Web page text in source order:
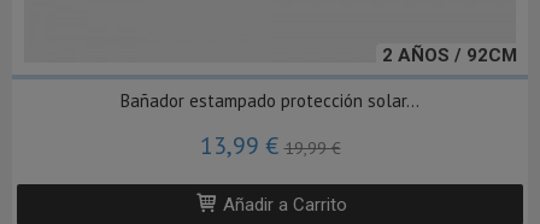
2 AÑOS / 92CM
Bañador estampado protección solar...
13,99 €19,99 €
Añadir a Carrito